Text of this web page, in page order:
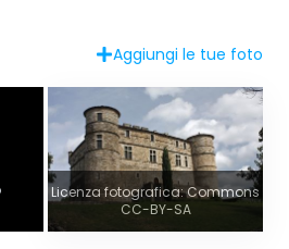
Aggiungi le tue foto
Licenza fotografica: Commons
CC-BY-SA